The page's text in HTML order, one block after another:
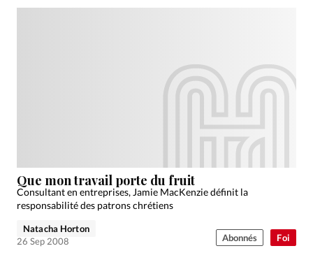
Foi
Que mon travail porte du fruit
Consultant en entreprises, Jamie MacKenzie définit la
responsabilité des patrons chrétiens
Natacha Horton
26 Sep 2008
Abonnés